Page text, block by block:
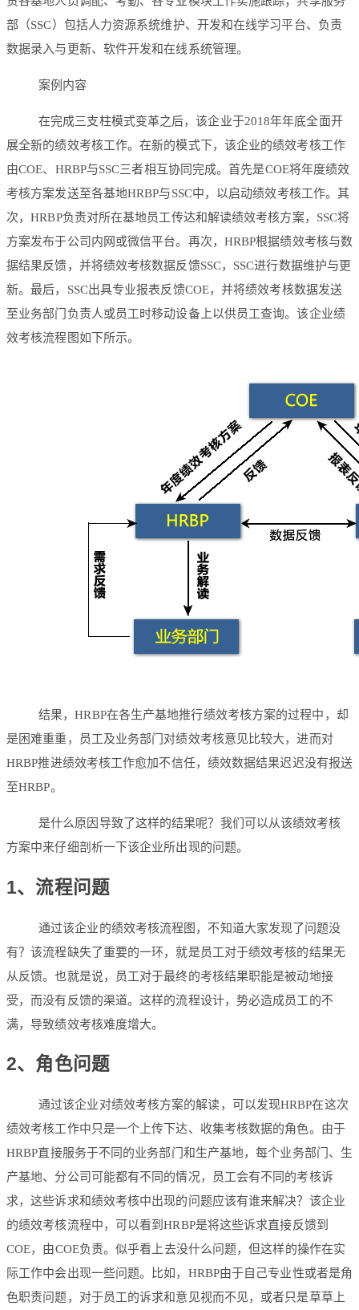
部（SSC）包括人力资源系统维护、开发和在线学习平台、负责
数据录入与更新、软件开发和在线系统管理。
案例内容
在完成三支柱模式变革之后，该企业于2018年年底全面开
展全新的绩效考核工作。在新的模式下，该企业的绩效考核工作
由COE、HRBP与SSC三者相互协同完成。首先是COE将年度绩效
考核方案发送至各基地HRBP与SSC中，以启动绩效考核工作。其
次，HRBP负责对所在基地员工传达和解读绩效考核方案，SSC将
方案发布于公司内网或微信平台。再次，HRBP根据绩效考核与数
据结果反馈，并将绩效考核数据反馈SSC，SSC进行数据维护与更
新。最后，SSC出具专业报表反馈COE，并将绩效考核数据发送
至业务部门负责人或员工时移动设备上以供员工查询。该企业绩
效考核流程图如下所示。
结果，HRBP在各生产基地推行绩效考核方案的过程中，却
是困难重重，员工及业务部门对绩效考核意见比较大，进而对
HRBP推进绩效考核工作愈加不信任，绩效数据结果迟迟没有报送
至HRBP。
是什么原因导致了这样的结果呢？我们可以从该绩效考核
方案中来仔细剖析一下该企业所出现的问题。
1、流程问题
通过该企业的绩效考核流程图，不知道大家发现了问题没
有？该流程缺失了重要的一环，就是员工对于绩效考核的结果无
从反馈。也就是说，员工对于最终的考核结果职能是被动地接
受，而没有反馈的渠道。这样的流程设计，势必造成员工的不
满，导致绩效考核难度增大。
2、角色问题
通过该企业对绩效考核方案的解读，可以发现HRBP在这次
绩效考核工作中只是一个上传下达、收集考核数据的角色。由于
HRBP直接服务于不同的业务部门和生产基地，每个业务部门、生
产基地、分公司可能都有不同的情况，员工会有不同的考核诉
求，这些诉求和绩效考核中出现的问题应该有谁来解决？该企业
的绩效考核流程中，可以看到HRBP是将这些诉求直接反馈到
COE，由COE负责。似乎看上去没什么问题，但这样的操作在实
际工作中会出现一些问题。比如，HRBP由于自己专业性或者是角
色职责问题，对于员工的诉求和意见视而不见，或者只是草草上